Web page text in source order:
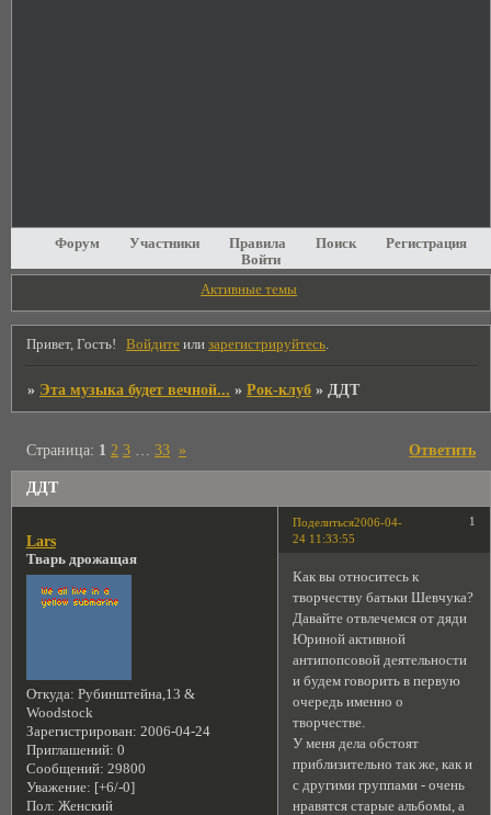
Форум Участники Правила Поиск
Регистрация
Войти
Активные темы
Привет, Гость! Войдите илизарегистрируйтесь.
» Эта музыка будет вечной... »Рок-клуб » ДДТ
ДДТ
Страница: 1 2 3 … 33 » Ответить
Поделиться 1
2006-04-
24 11:33:55
Lars
Тварь дрожащая
Откуда: Рубинштейна,13 &
Woodstock
Зарегистрирован: 2006-04-24
Приглашений: 0
Сообщений: 29800
Уважение: [+6/-0]
Пол: Женский
Как вы относитесь к
творчеству батьки Шевчука?
Давайте отвлечемся от дяди
Юриной активной
антипопсовой деятельности
и будем говорить в первую
очередь именно о
творчестве.
У меня дела обстоят
приблизительно так же, как и
с другими группами - очень
нравятся старые альбомы, а